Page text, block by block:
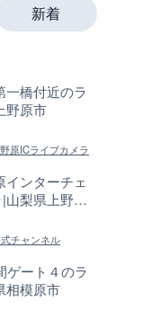
一橋付近のラ
野原市
原ICライブカメラ
ンターチェ
山梨県上野原
チャンネル
ゲート４のラ
相模原市
国・緊急地震速報のラ
：株式会社ティーファイブプロジ
港第2旅客ターミナルか
カメラ|東京都大田区
：日本テレビ
ビル付近から歌舞伎町
ブカメラ|東京都新宿区
新着
水門付近のライブカメ
日高町
：日高町役場
水門付近から比井崎海
メラ|和歌山県日高町
：日高町役場
水門付近から小浦海水
カメラ|和歌山県日高町